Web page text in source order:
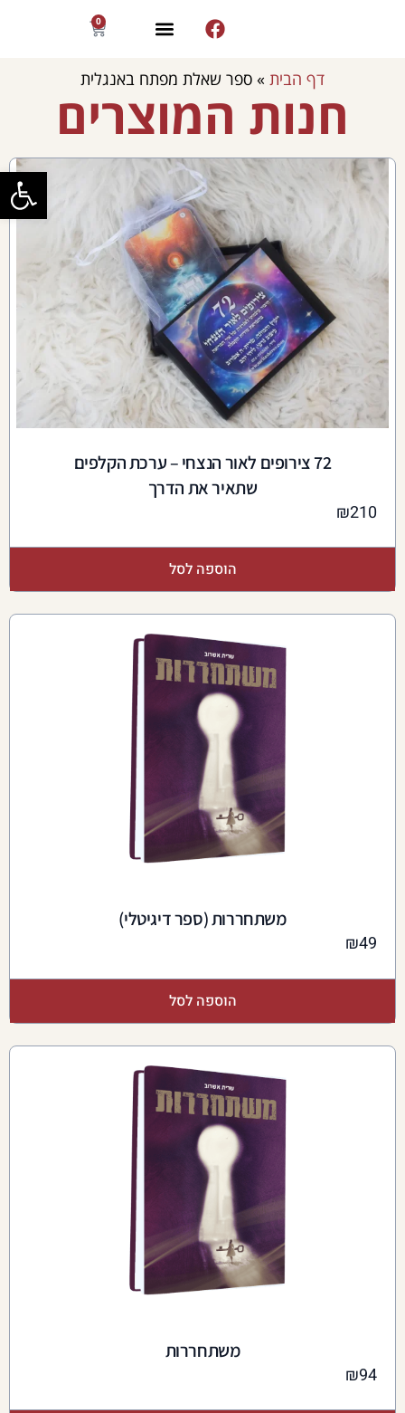
0
דף הבית » ספר שאלת מפתח באנגלית
חנות המוצרים
72 צירופים לאור הנצחי – ערכת הקלפים
שתאיר את הדרך
₪210
הוספה לסל
משתחררות (ספר דיגיטלי)
₪49
הוספה לסל
משתחררות
₪94
פתח